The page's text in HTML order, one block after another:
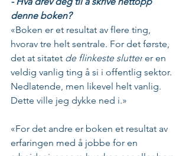
denne boken?
«Boken er et resultat av flere ting,
hvorav tre helt sentrale. For det første,
det at sitatet de flinkeste slutter er en
veldig vanlig ting å si i offentlig sektor.
Nedlatende, men likevel helt vanlig.
Dette ville jeg dykke ned i.»
«For det andre er boken et resultat av
erfaringen med å jobbe for en